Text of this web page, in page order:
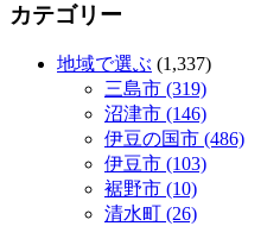
カテゴリー
地域で選ぶ (1,337)
三島市 (319)
沼津市 (146)
伊豆の国市 (486)
伊豆市 (103)
裾野市 (10)
清水町 (26)